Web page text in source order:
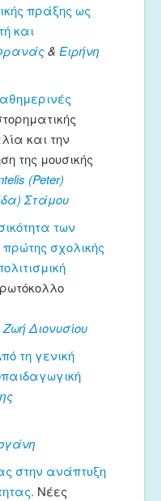
πράξης ως
και
& Ειρήνη
και την
της μουσικής
(Peter)
Στάμου
των
σχολικής
Ζωή Διονυσίου
τη γενική
στην ανάπτυξη
Νέες